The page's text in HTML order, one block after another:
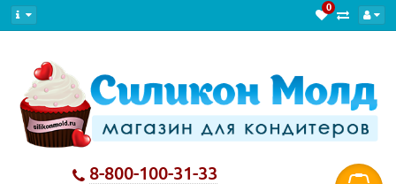
0
8-800-100-31-33